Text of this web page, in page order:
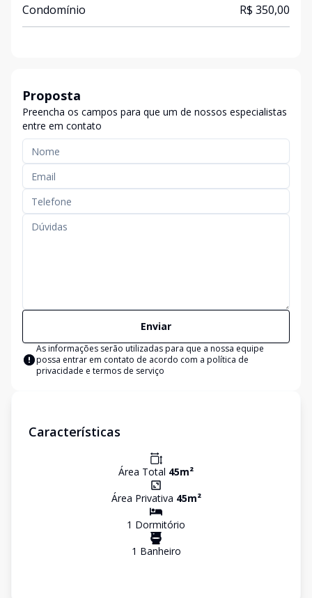
Condomínio R$ 350,00
Proposta
Preencha os campos para que um de nossos especialistas
entre em contato
Enviar
As informações serão utilizadas para que a nossa equipe
possa entrar em contato de acordo com a política de
privacidade e termos de serviço
Características
Área Total 45m²
Área Privativa 45m²
1 Dormitório
1 Banheiro